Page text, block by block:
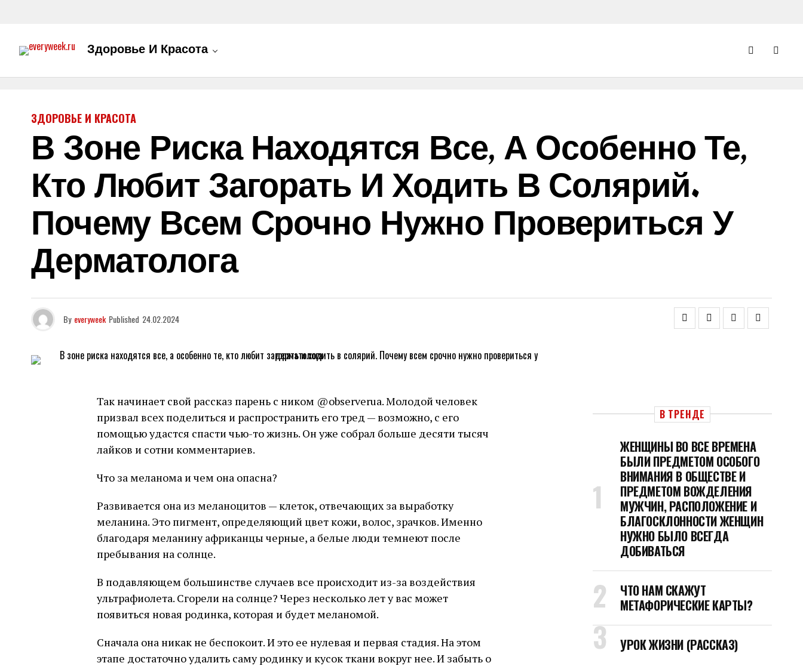
Здоровье И Красота
ЗДОРОВЬЕ И КРАСОТА
В Зоне Риска Находятся Все, А Особенно Те,
Кто Любит Загорать И Ходить В Солярий.
Почему Всем Срочно Нужно Провериться У
Дерматолога
By everyweek Published 24.02.2024
Так начинает свой рассказ парень с ником @observerua. Молодой человек
призвал всех поделиться и распространить его тред — возможно, с его
помощью удастся спасти чью-то жизнь. Он уже собрал больше десяти тысяч
лайков и сотни комментариев.
Что за меланома и чем она опасна?
Развивается она из меланоцитов — клеток, отвечающих за выработку
меланина. Это пигмент, определяющий цвет кожи, волос, зрачков. Именно
благодаря меланину африканцы черные, а белые люди темнеют после
пребывания на солнце.
В подавляющем большинстве случаев все происходит из-за воздействия
ультрафиолета. Сгорели на солнце? Через несколько лет у вас может
появиться новая родинка, которая и будет меланомой.
Сначала она никак не беспокоит. И это ее нулевая и первая стадия. На этом
этапе достаточно удалить саму родинку и кусок ткани вокруг нее. И забыть о
В ТРЕНДЕ
ЖЕНЩИНЫ ВО ВСЕ ВРЕМЕНА
БЫЛИ ПРЕДМЕТОМ ОСОБОГО
ВНИМАНИЯ В ОБЩЕСТВЕ И
ПРЕДМЕТОМ ВОЖДЕЛЕНИЯ
МУЖЧИН, РАСПОЛОЖЕНИЕ И
БЛАГОСКЛОННОСТИ ЖЕНЩИН
НУЖНО БЫЛО ВСЕГДА
ДОБИВАТЬСЯ
ЧТО НАМ СКАЖУТ
МЕТАФОРИЧЕСКИЕ КАРТЫ?
УРОК ЖИЗНИ (РАССКАЗ)